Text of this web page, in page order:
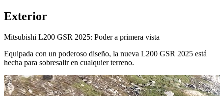
Exterior
Mitsubishi L200 GSR 2025: Poder a primera vista
Equipada con un poderoso diseño, la nueva L200 GSR 2025 está
hecha para sobresalir en cualquier terreno.